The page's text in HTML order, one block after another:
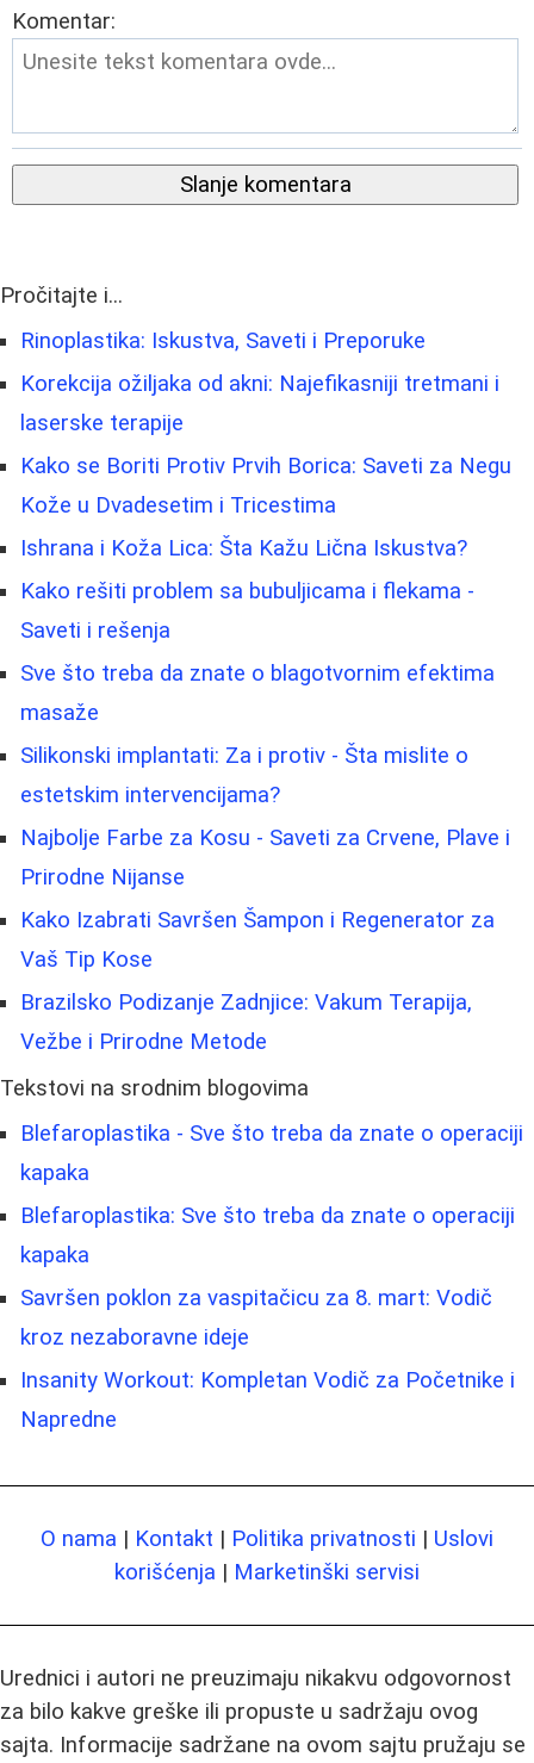
Komentar:
Slanje komentara
Pročitajte i...
Rinoplastika: Iskustva, Saveti i Preporuke
Korekcija ožiljaka od akni: Najefikasniji tretmani i
laserske terapije
Kako se Boriti Protiv Prvih Borica: Saveti za Negu
Kože u Dvadesetim i Tricestima
Ishrana i Koža Lica: Šta Kažu Lična Iskustva?
Kako rešiti problem sa bubuljicama i flekama -
Saveti i rešenja
Sve što treba da znate o blagotvornim efektima
masaže
Silikonski implantati: Za i protiv - Šta mislite o
estetskim intervencijama?
Najbolje Farbe za Kosu - Saveti za Crvene, Plave i
Prirodne Nijanse
Kako Izabrati Savršen Šampon i Regenerator za
Vaš Tip Kose
Brazilsko Podizanje Zadnjice: Vakum Terapija,
Vežbe i Prirodne Metode
Tekstovi na srodnim blogovima
Blefaroplastika - Sve što treba da znate o operaciji
kapaka
Blefaroplastika: Sve što treba da znate o operaciji
kapaka
Savršen poklon za vaspitačicu za 8. mart: Vodič
kroz nezaboravne ideje
Insanity Workout: Kompletan Vodič za Početnike i
Napredne
O nama | Kontakt | Politika privatnosti | Uslovi
korišćenja | Marketinški servisi
Urednici i autori ne preuzimaju nikakvu odgovornost
za bilo kakve greške ili propuste u sadržaju ovog
sajta. Informacije sadržane na ovom sajtu pružaju se